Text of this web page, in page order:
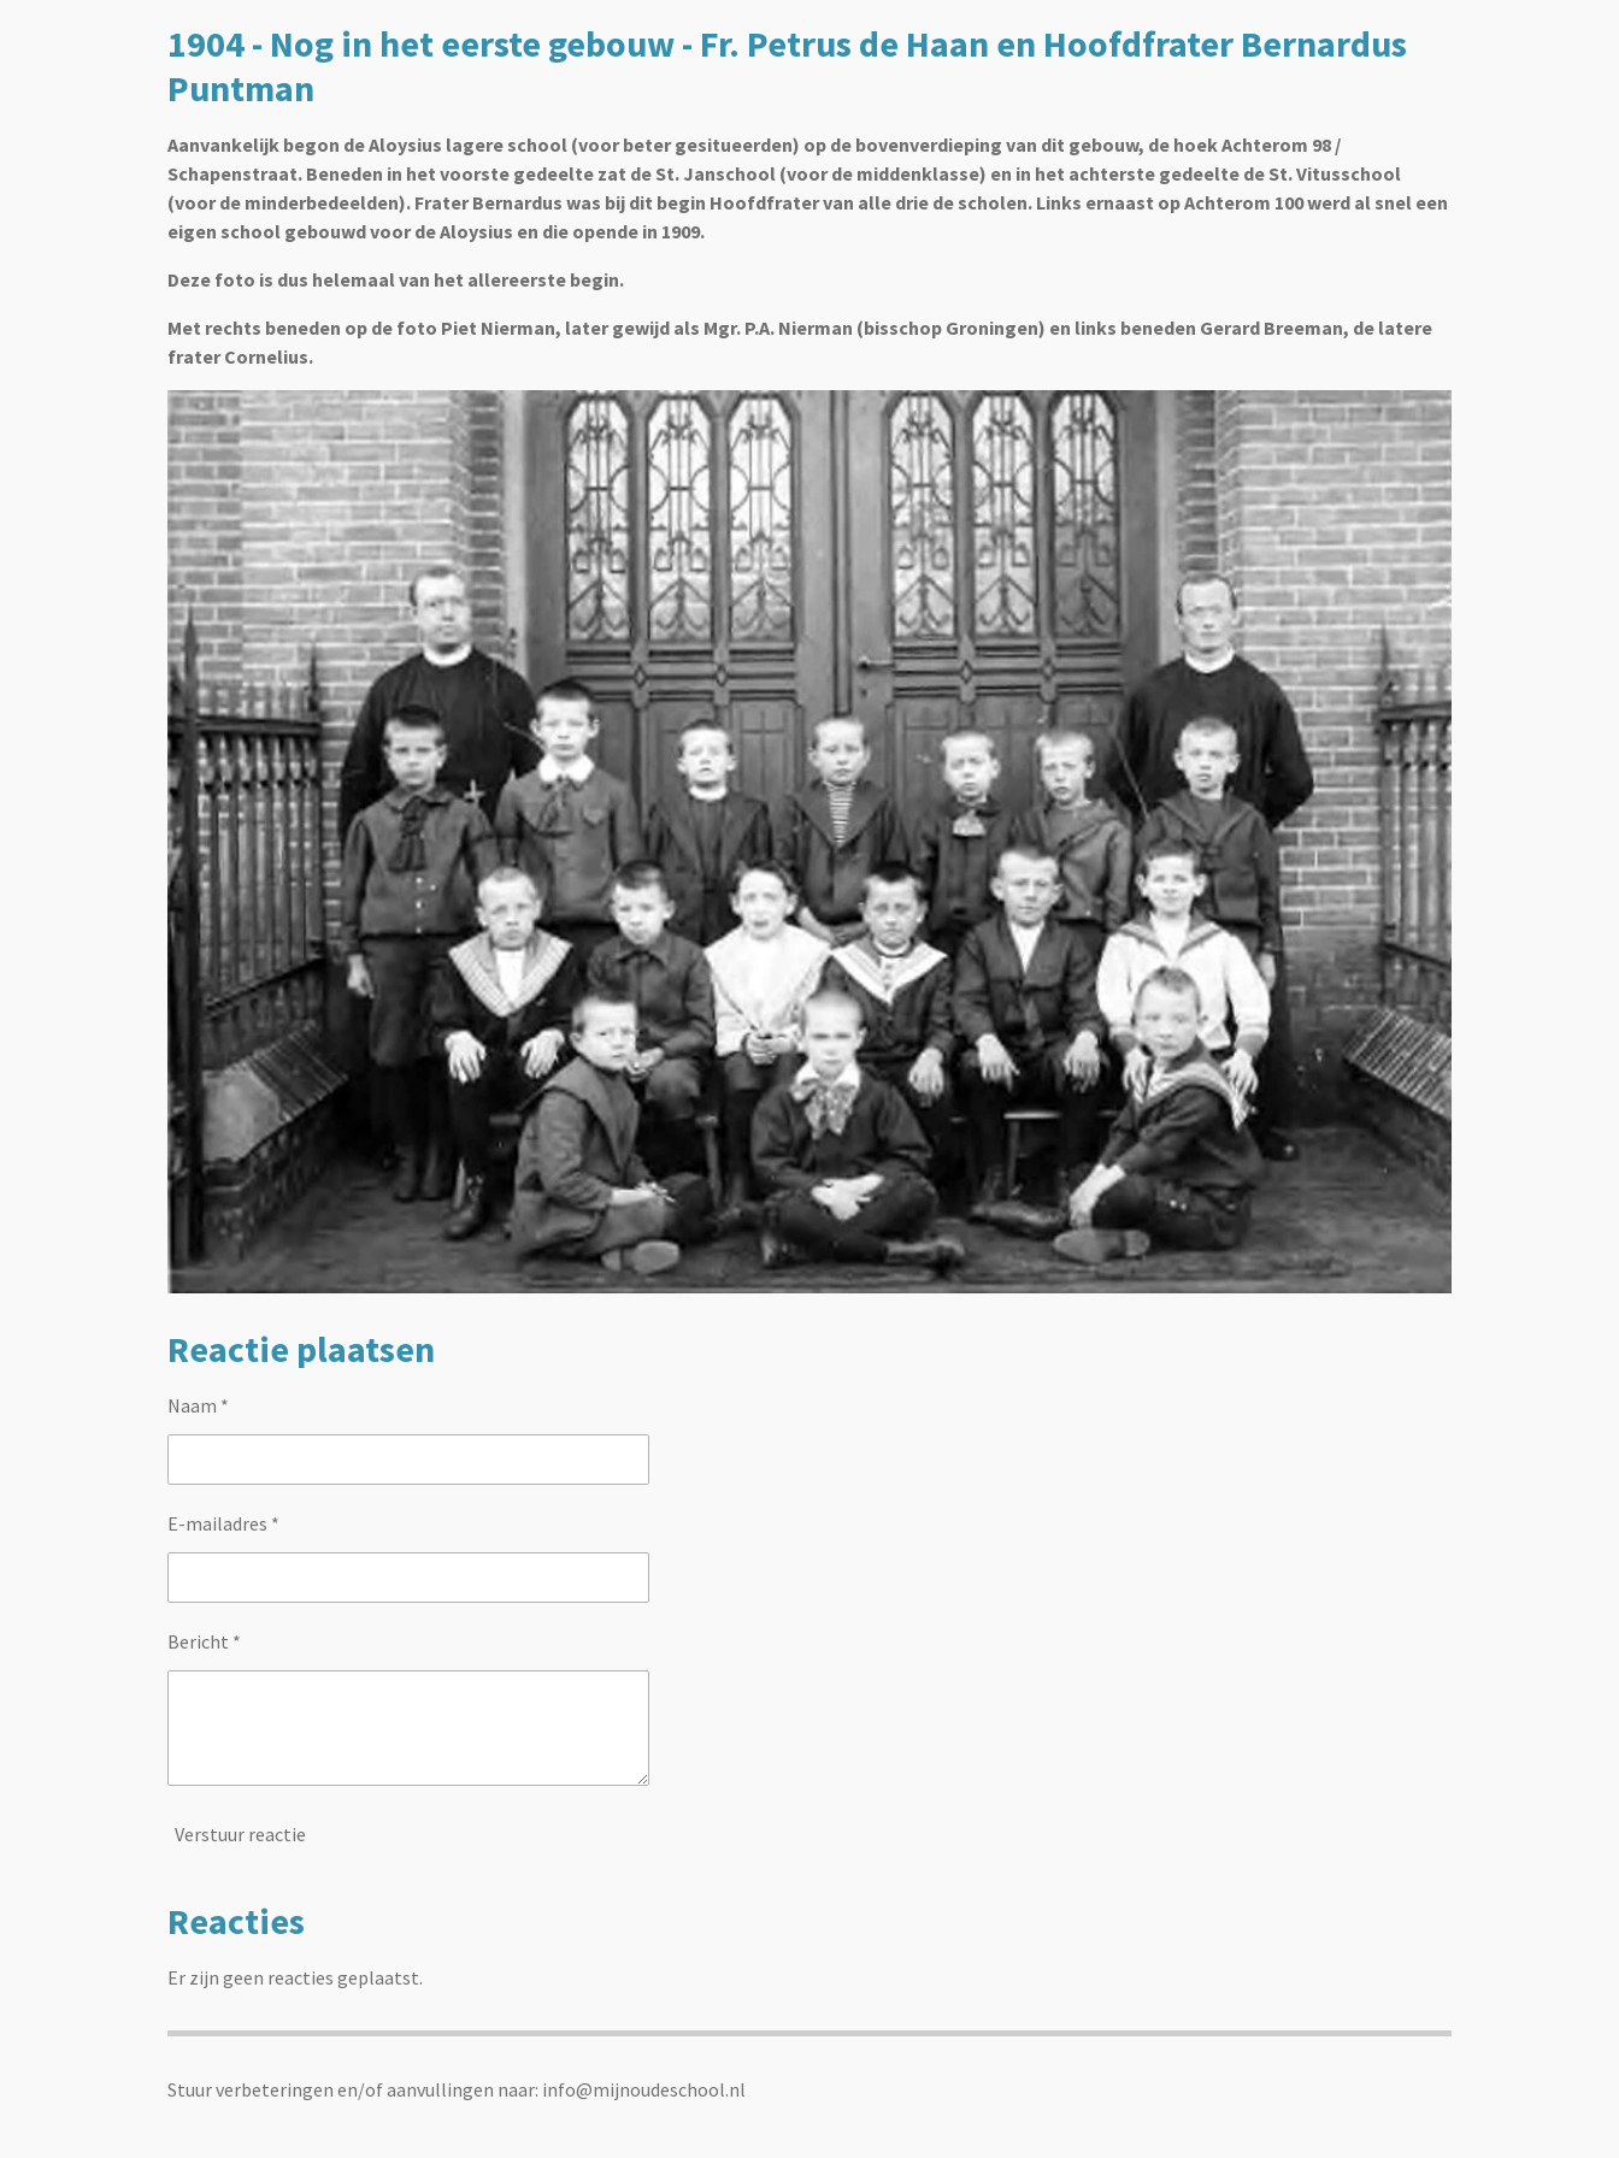
1904 - Nog in het eerste gebouw - Fr. Petrus de Haan en Hoofdfrater Bernardus
Puntman
Aanvankelijk begon de Aloysius lagere school (voor beter gesitueerden) op de bovenverdieping van dit gebouw, de hoek Achterom 98 /
Schapenstraat. Beneden in het voorste gedeelte zat de St. Janschool (voor de middenklasse) en in het achterste gedeelte de St. Vitusschool
(voor de minderbedeelden). Frater Bernardus was bij dit begin Hoofdfrater van alle drie de scholen. Links ernaast op Achterom 100 werd al snel een
eigen school gebouwdvoor de Aloysius en die opende in 1909.
Deze foto is dus helemaal van het allereerste begin.
Met rechts beneden op de foto Piet Nierman, later gewijd als Mgr. P.A. Nierman (bisschop Groningen) en links beneden Gerard Breeman, de latere
frater Cornelius.
Reactie plaatsen
Naam *
E-mailadres *
Bericht *
Verstuur reactie
Reacties
Er zijn geen reacties geplaatst.
Stuur verbeteringen en/of aanvullingen naar: info@mijnoudeschool.nl